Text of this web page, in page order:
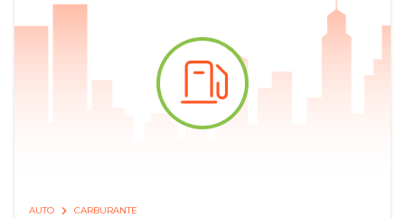
AUTO CARBURANTE